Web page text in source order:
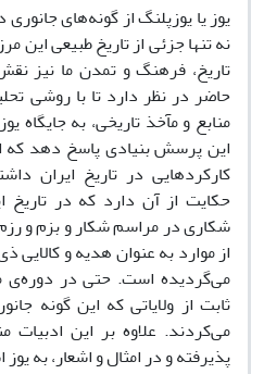
یوز یا یوزپلنگ از گونه‌های
نه تنها جزئی از تاریخ طبیعی این
تاریخ، فرهنگ و تمدن ما نیز
حاضر در نظر دارد تا با روشی
منابع و مآخذ تاریخی، به جایگاه
این پرسش بنیادی پاسخ دهد که
کارکردهایی در تاریخ ایران
حکایت از آن دارد که در تاریخ
شکاری در مراسم شکار و بزم و
از موارد به عنوان هدیه و
می‌گردیده است. حتی در دوره‌ی
ثابت از ولایاتی که این گونه
می‌کردند. علاوه بر این ادبیات
پذیرفته و در امثال و اشعار، به